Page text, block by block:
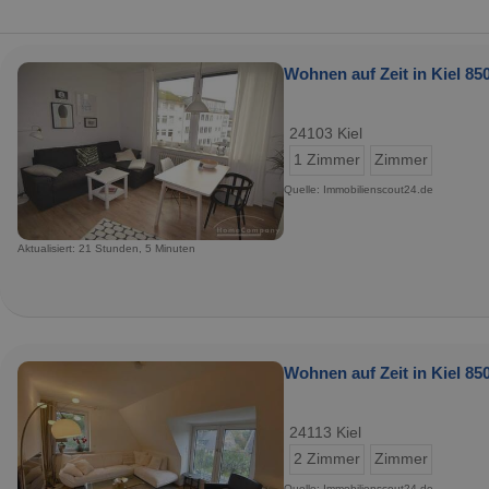
Wohnen auf Zeit in Kiel
24103 Kiel
1 Zimmer
Zimmer
Quelle: Immobilienscout24.de
Aktualisiert: 21 Stunden, 5 Minuten
Wohnen auf Zeit in Kiel
24113 Kiel
2 Zimmer
Zimmer